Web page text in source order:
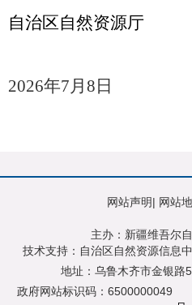
自治区自然资源厅
2026年7月 8 日
网站声明| 网站
主办：新疆维吾尔
技术支持：自治区自然资源信息
地址：乌鲁木齐市金银路
政府网站标识码：6500000049